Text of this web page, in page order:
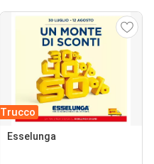
Trucco
Esselunga